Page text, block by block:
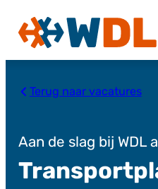
naar
inhoud
Terug naar vacatures
Aan de slag bij WDL